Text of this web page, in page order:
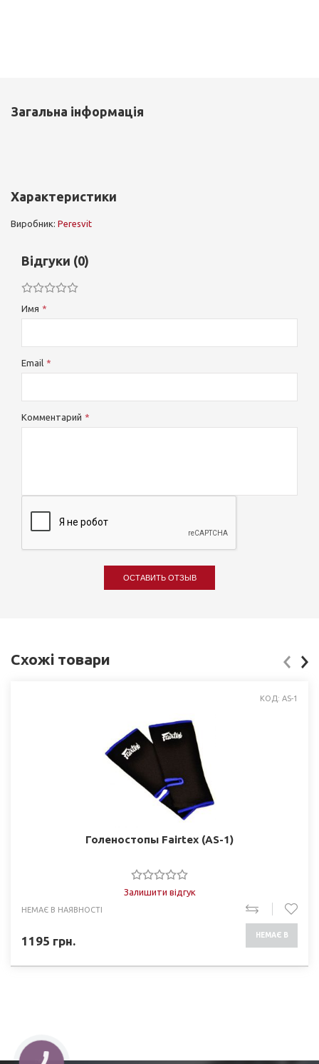
Загальна інформація
Характеристики
Виробник: Peresvit
Відгуки (0)
Имя
Email
Комментарий
ОСТАВИТЬ ОТЗЫВ
Схожі товари
КОД: AS-1
Голеностопы Fairtex (AS-1)
Залишити відгук
НЕМАЄ В НАЯВНОСТІ
1195 грн. НЕМАЄ В